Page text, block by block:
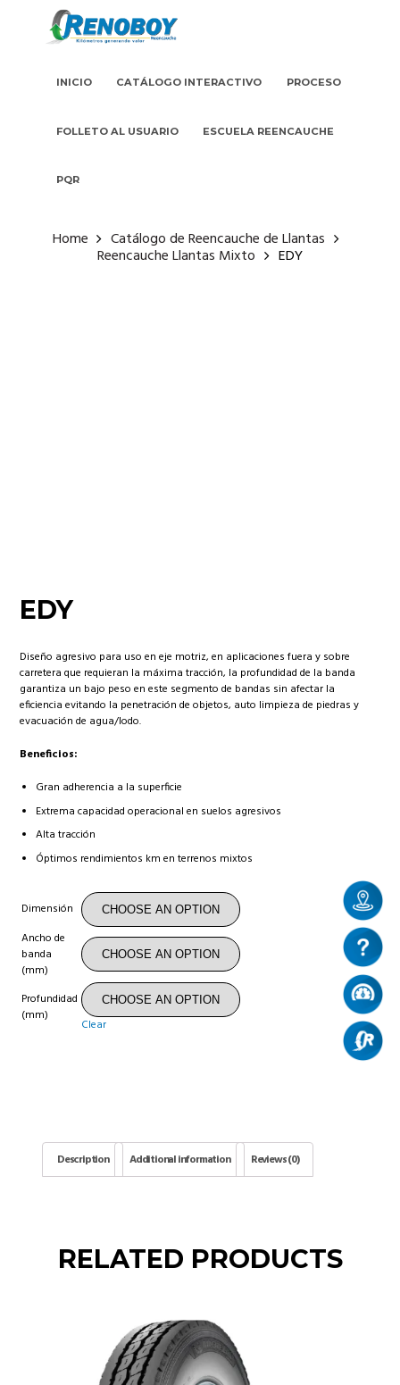
INICIO CATÁLOGO INTERACTIVO PROCESO
FOLLETO AL USUARIO ESCUELA REENCAUCHE
PQR
Home Catálogo de Reencauche de Llantas
Reencauche Llantas Mixto EDY
EDY
Diseño agresivo para uso en eje motriz, en aplicaciones fuera y sobre
carretera que requieran la máxima tracción, la profundidad de la banda
garantiza un bajo peso en este segmento de bandas sin afectar la
eficiencia evitando la penetración de objetos, auto limpieza de piedras y
evacuación de agua/lodo.
Beneficios:
Gran adherencia a la superficie
Extrema capacidad operacional en suelos agresivos
Alta tracción
Óptimos rendimientos km en terrenos mixtos
Dimensión
Ancho de
banda
(mm)
Profundidad
(mm)
Clear
Description Additional information Reviews (0)
RELATED PRODUCTS